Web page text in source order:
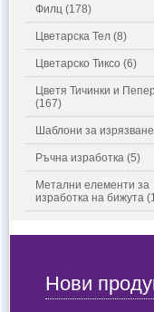
Филц (178)
Цветарска Тел (8)
Цветарско Тиксо (6)
Цветя Тичинки и
(167)
Шаблони за
Ръчна изработка (5)
Метални елементи за
изработка на бижута
Нови